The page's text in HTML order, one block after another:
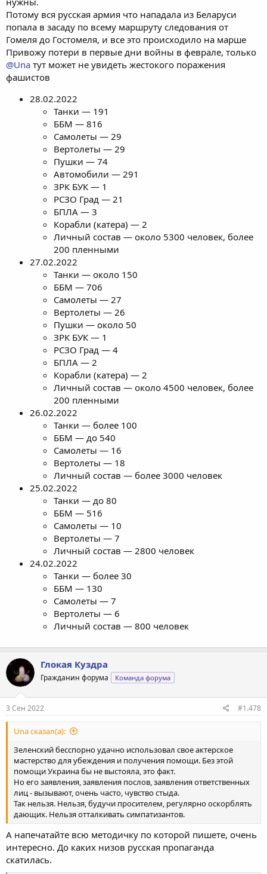
Потому вся русская армия что нападала из Беларуси
попала в засаду по всему маршруту следования от
Гомеля до Гостомеля, и все это происходило на марше
Привожу потери в первые дни войны в феврале, только
@Una тут может не увидеть жестокого поражения
фашистов
28.02.2022
Танки — 191
ББМ — 816
Самолеты — 29
Вертолеты — 29
Пушки — 74
Автомобили — 291
ЗРК БУК — 1
РСЗО Град — 21
БПЛА — 3
Корабли (катера) — 2
Личный состав — около 5300 человек, более
200 пленными
27.02.2022
Танки — около 150
ББМ — 706
Самолеты — 27
Вертолеты — 26
Пушки — около 50
ЗРК БУК — 1
РСЗО Град — 4
БПЛА — 2
Корабли (катера) — 2
Личный состав — около 4500 человек, более
200 пленными
26.02.2022
Танки — более 100
ББМ — до 540
Самолеты — 16
Вертолеты — 18
Личный состав — более 3000 человек
25.02.2022
Танки — до 80
ББМ — 516
Самолеты — 10
Вертолеты — 7
Личный состав — 2800 человек
24.02.2022
Танки — более 30
ББМ — 130
Самолеты — 7
Вертолеты — 6
Личный состав — 800 человек
Глокая Куздра
Гражданин форума Команда форума
3 Сен 2022 #1.478
Una сказал(а):
Зеленский бесспорно удачно использовал свое актерское
мастерство для убеждения и получения помощи. Без этой
помощи Украина бы не выстояла, это факт.
Но его заявления, заявления послов, заявления ответственных
лиц - вызывают, очень часто, чувство стыда.
Так нельзя. Нельзя, будучи просителем, регулярно оскорблять
дающих. Нельзя отталкивать симпатизантов.
А напечатайте всю методичку по которой пишете, очень
интересно. До каких низов русская пропаганда
скатилась.